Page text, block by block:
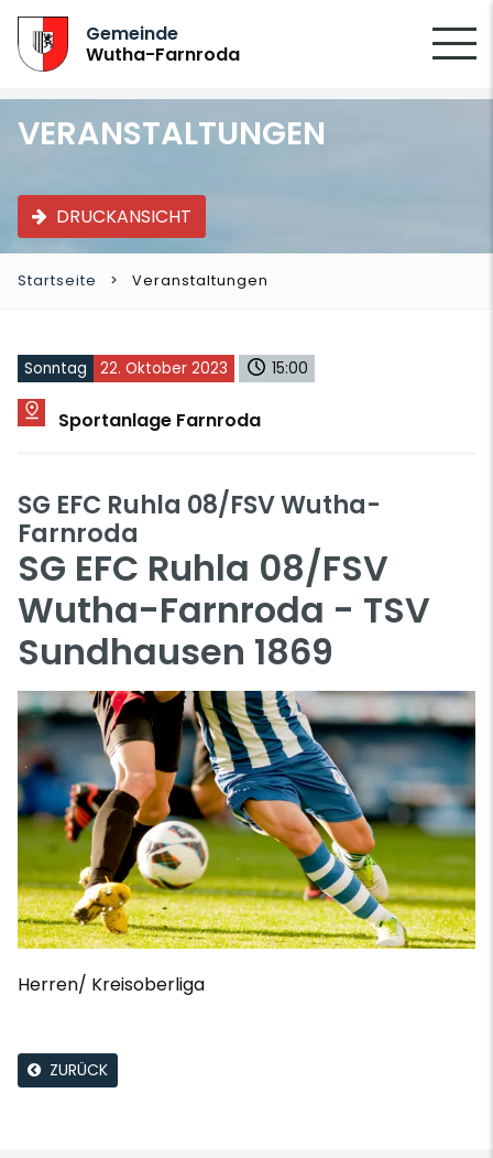
Gemeinde
Wutha-Farnroda
VERANSTALTUNGEN
DRUCKANSICHT
Startseite Veranstaltungen
Sonntag 22. Oktober 2023 15:00
Sportanlage Farnroda
SG EFC Ruhla 08/FSV Wutha-
Farnroda
SG EFC Ruhla 08/FSV
Wutha-Farnroda - TSV
Sundhausen 1869
Herren/ Kreisoberliga
ZURÜCK